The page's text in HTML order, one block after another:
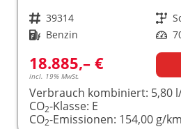
Fahrzeugnr. 39314 Getriebe
Kraftstoff Benzin Leistung
18.885,– €
incl. 19% MwSt.
Verbrauch kombiniert: 5,80
CO2-Klasse: E
CO2-Emissionen: 154,00 g/km